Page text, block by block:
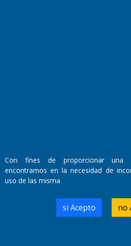
Walter René Goñi
Domicilio Legal: José Ingenieros 855,
Santa Rosa, La Pampa.
Número de Registro DNDA:
Con fines de proporcionar una
encontramos en la necesidad de
uso de las misma
si Acepto no